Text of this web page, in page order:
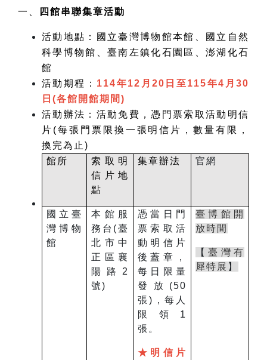
一、 四館串聯集章活動
活動地點：國立臺灣博物館本館、國立自然
科學博物館、臺南左鎮化石園區、澎湖化石
館
活動期程： 114年12 月20日至115年4 月 30
日 (各館開館期間 )
活動辦法：活動免費，憑門票索取活動明信
片 (每張門票限換一張明信片，數量有限，
換完為止 )
館所
索取明
信片地
點
集章辦法 官網
國立臺
灣博物
館
本館服
務台 (臺
北市中
正區襄
陽路 2
號)
憑當日門
票索取活
動明信片
後蓋章，
每日限量
發放(50
張)，每人
限領 1
張。
★明信片
臺博館開
放時間
【臺灣有
犀特展 】